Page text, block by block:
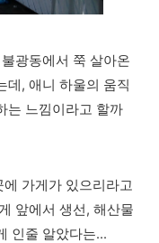
광동에서 쭉 살아온
데, 애니 하울의 움직
는 느낌이라고 할까
가게가 있으리라고
앞에서 생선, 해산물
인줄 알았다는...